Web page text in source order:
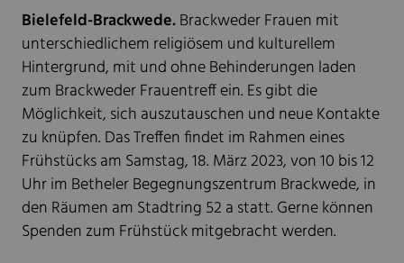
Bielefeld-Brackwede.Brackweder Frauen mit
unterschiedlichem religiösem und kulturellem
Hintergrund, mit und ohne Behinderungen laden
zum Brackweder Frauentreff ein. Es gibt die
Möglichkeit, sich auszutauschen und neue Kontakte
zu knüpfen. Das Treffen findet im Rahmen eines
Frühstücks am Samstag, 18. März 2023, von 10 bis 12
Uhr im Betheler Begegnungszentrum Brackwede, in
den Räumen am Stadtring 52 a statt. Gerne können
Spenden zum Frühstück mitgebracht werden.